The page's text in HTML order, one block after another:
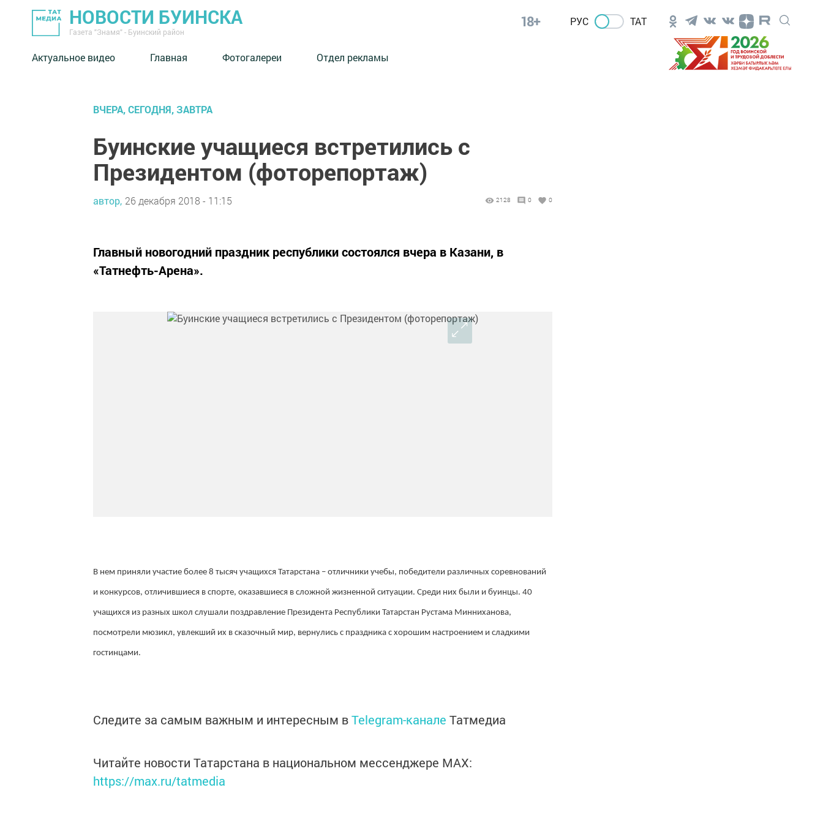
НОВОСТИ БУИНСКА
Газета "Знамя" - Буинский район
18+ РУС ТАТ
Актуальное видео Главная Фотогалереи Отдел рекламы
ВЧЕРА, СЕГОДНЯ, ЗАВТРА
Буинские учащиеся встретились с
Президентом (фоторепортаж)
автор, 26 декабря 2018 - 11:15 2128 0 0
Главный новогодний праздник республики состоялся вчера в Казани, в
«Татнефть-Арена».
В нем приняли участие более 8 тысяч учащихся Татарстана – отличники учебы, победители различных соревнований
и конкурсов, отличившиеся в спорте, оказавшиеся в сложной жизненной ситуации. Среди них были и буинцы. 40
учащихся из разных школ слушали поздравление Президента Республики Татарстан Рустама Минниханова,
посмотрели мюзикл, увлекший их в сказочный мир, вернулись с праздника с хорошим настроением и сладкими
гостинцами.
Следите за самым важным и интересным вTelegram-канале Татмедиа
Читайте новости Татарстана в национальном мессенджере MАХ:
https://max.ru/tatmedia